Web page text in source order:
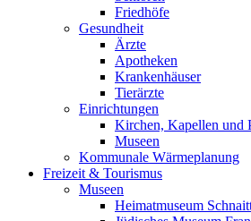
Friedhöfe
Gesundheit
Ärzte
Apotheken
Krankenhäuser
Tierärzte
Einrichtungen
Kirchen, Kapellen und
Museen
Kommunale Wärmeplanung
Freizeit & Tourismus
Museen
Heimatmuseum